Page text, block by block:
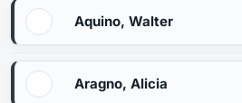
Aquino, Walter
Aragno, Alicia